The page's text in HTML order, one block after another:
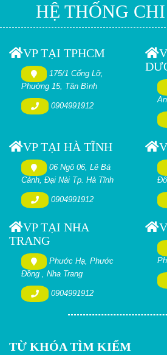
HỆ THỐNG
VP TẠI TPHCM
175/1 Cống Lỡ,
Phường 15, Tân Bình
0904991912
VP TẠI HÀ TĨNH
06 Ngõ 06, Lê Bá
Cảnh, Đại Nài Tp. Hà Tĩnh
0904991912
VP TẠI NHA
TRANG
Phước Hạ, Phước
Đồng , Nha Trang
0904991912
TỪ KHÓA TÌM KIẾM